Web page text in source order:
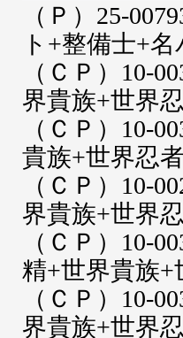
（Ｐ）25-
ト+整備士+
（ＣＰ）10-
界貴族+世界
（ＣＰ）10-
貴族+世界忍
（ＣＰ）10-
界貴族+世界
（ＣＰ）10-
精+世界貴族+
（ＣＰ）10-
界貴族+世界